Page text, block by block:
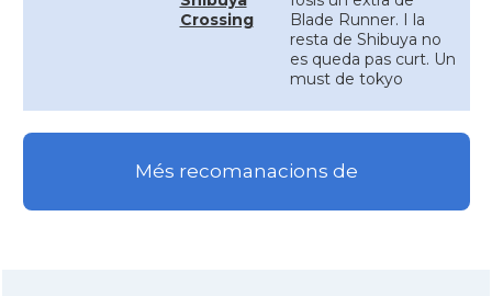
Crossing
Blade Runner. I la
resta de Shibuya no
es queda pas curt. Un
must de tokyo
Més recomanacions de